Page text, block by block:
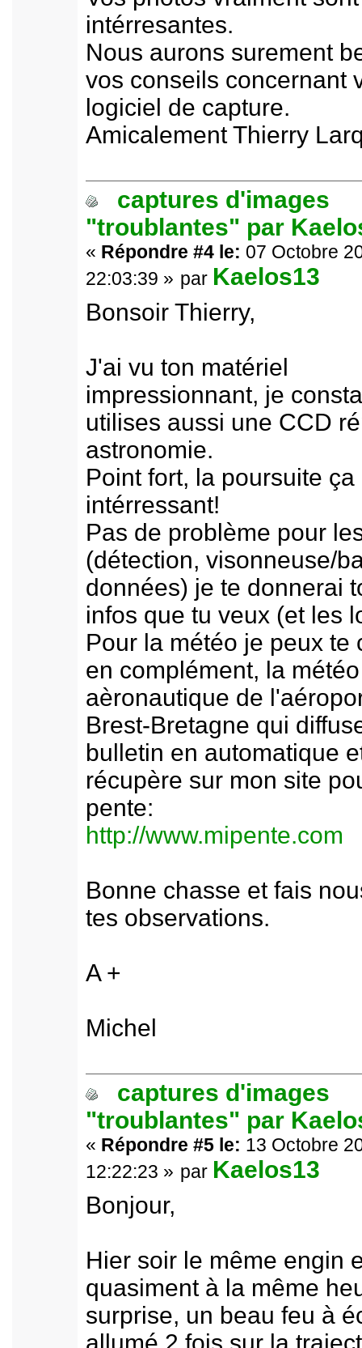
intérresantes.
Nous aurons surement
vos conseils concernant
logiciel de capture.
Amicalement Thierry
captures d'images
"troublantes" par
« Répondre #4 le: 07 Octobre
22:03:39 » par Kaelos13
Bonsoir Thierry,
J'ai vu ton matériel
impressionnant, je
utilises aussi une CCD
astronomie.
Point fort, la poursuite ça
intérressant!
Pas de problème pour
(détection, visonneuse/
données) je te donnerai
infos que tu veux (et les
Pour la météo je peux te
en complément, la météo
aèronautique de
Brest-Bretagne qui
bulletin en automatique
récupère sur mon site
pente:
http://www.mipente.com
Bonne chasse et fais
tes observations.
A +
Michel
captures d'images
"troublantes" par
« Répondre #5 le: 13 Octobre
12:22:23 » par Kaelos13
Bonjour,
Hier soir le même engin
quasiment à la même
surprise, un beau feu à